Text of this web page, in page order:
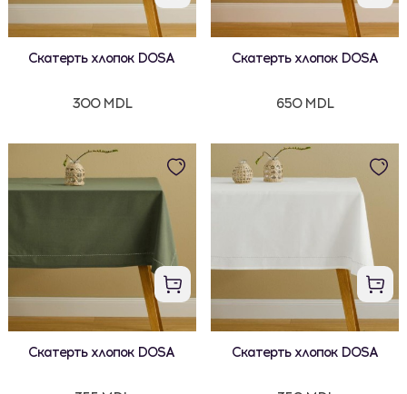
Скатерть хлопок DOSA
300 MDL
Скатерть хлопок DOSA
650 MDL
Скатерть хлопок DOSA Скатерть хлопок DOSA